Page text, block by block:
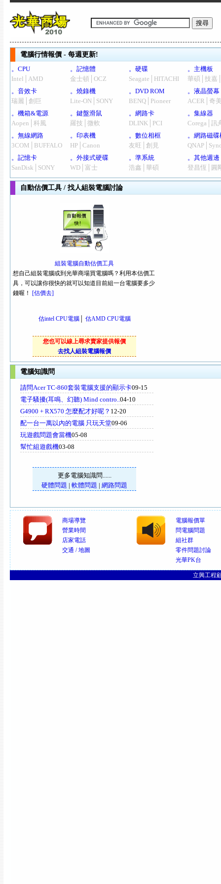
電腦行情報價 - 每週更新!
。CPU
Intel│AMD
。記憶體
金士頓│OCZ
。硬碟
Seagate│HITACHI
。主機板
華碩│技嘉
。音效卡
瑞麗│創巨
。燒錄機
Lite-ON│SONY
。DVD ROM
BENQ│Pioneer
。液晶螢幕
ACER│奇
。機箱&電源
Aopen│科風
。鍵盤滑鼠
羅技│微軟
。網路卡
DLINK│PCI
。集線器
Corega│訊
。無線網路
3COM│BUFFALO
。印表機
HP│Canon
。數位相框
友旺│創見
。網路磁碟
。記憶卡
SanDisk│SONY
。外接式硬碟
WD│富士
。準系統
浩鑫│華碩
。其他週邊
登昌恆│圓
自動估價工具 / 找人組裝電腦討論
組裝電腦自動估價工具
想自己組裝電腦或到光華商場買電腦嗎？利用本估價工
具，可以讓你很快的就可以知道目前組一台電腦要多少
錢喔！ [估價去]
估intel CPU電腦│ 估AMD CPU電腦
您也可以線上尋求賣家提供報價
去找人組裝電腦報價
電腦知識問
請問Acer TC-860套裝電腦支援的顯示卡09-15
電子騷擾(耳鳴、幻聽) Mind contro..04-10
G4900 + RX570 怎麼配才好呢？ 12-20
配一台一萬以內的電腦 只玩天堂09-06
玩遊戲問題會當機05-08
幫忙組遊戲機03-08
更多電腦知識問......
硬體問題 | 軟體問題 | 網路問題
商場導覽
營業時間
店家電話
交通 / 地圖
電腦報價單
問電腦問題
組社群
零件問題討論
光華PK台
立興工程